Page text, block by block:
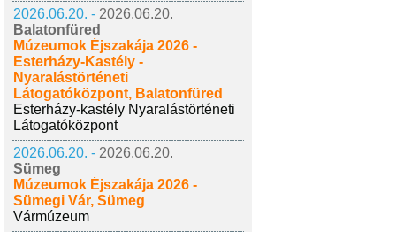
2026.06.20. - 2026.06.20.
Balatonfüred
Múzeumok Éjszakája 2026 -
Esterházy-Kastély -
Nyaralástörténeti
Látogatóközpont, Balatonfüred
Esterházy-kastély Nyaralástörténeti
Látogatóközpont
2026.06.20. - 2026.06.20.
Sümeg
Múzeumok Éjszakája 2026 -
Sümegi Vár, Sümeg
Vármúzeum